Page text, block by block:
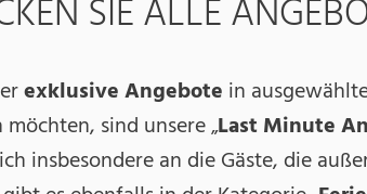
SIE ALLE
exklusive Angebote in
sind unsere „Last Minute
insbesondere an die Gäste, die